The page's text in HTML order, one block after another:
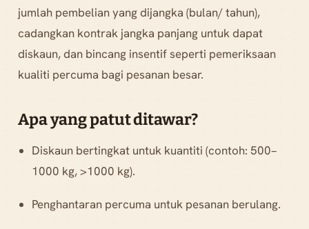
jumlah pembelian yang dijangka (bulan/ tahun),
cadangkan kontrak jangka panjang untuk dapat
diskaun, dan bincang insentif seperti pemeriksaan
kualiti percuma bagi pesanan besar.
Apa yang patut ditawar?
Diskaun bertingkat untuk kuantiti (contoh: 500–
1000 kg, >1000 kg).
Penghantaran percuma untuk pesanan berulang.